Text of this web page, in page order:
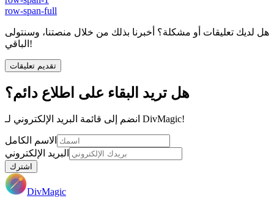
row-span-full
هل لديك تعليقات أو مشكلة؟ أخبرنا بذلك من خلال منصتنا، وسنتولى
الباقي!
تقديم تعليقات
هل تريد البقاء على اطلاع دائم؟
انضم إلى قائمة البريد الإلكتروني لـ DivMagic!
الاسم الكامل
البريد الإلكتروني
اشترك
DivMagic